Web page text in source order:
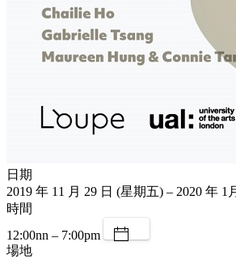
日期
2019 年 11 月 29 日 (星期五) – 2020 年 1
時間
12:00nn – 7:00pm
場地